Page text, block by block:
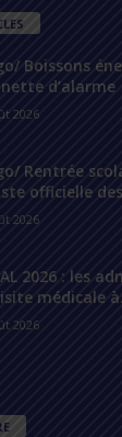
Boissons
d’alarme
2026
Rentrée
officielle
2026
2026 : les
médicale
2026